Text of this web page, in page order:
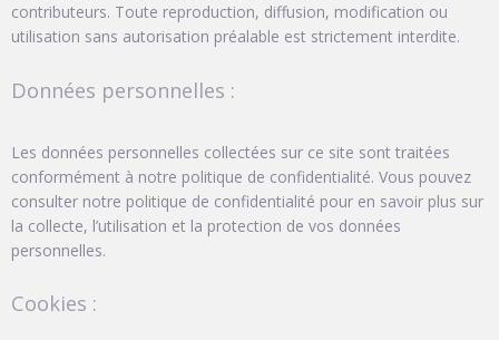
contributeurs. Toute reproduction, diffusion, modification ou
utilisation sans autorisation préalable est strictement interdite.
Données personnelles :
Les données personnelles collectées sur ce site sont traitées
conformément à notre politique de confidentialité. Vous pouvez
consulter notre politique de confidentialité pour en savoir plus sur
la collecte, l’utilisation et la protection de vos données
personnelles.
Cookies :